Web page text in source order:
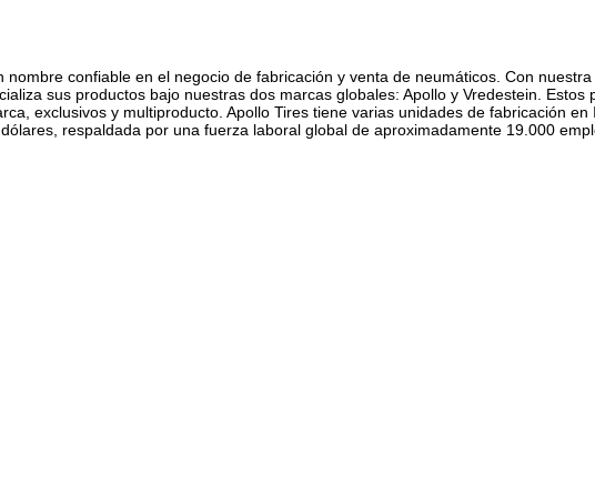
confiable en el negocio de fabricación y venta de neumáticos. Con
sus productos bajo nuestras dos marcas globales: Apollo y Vredestein. Estos
exclusivos y multiproducto. Apollo Tires tiene varias unidades de fabricación
respaldada por una fuerza laboral global de aproximadamente 19.000